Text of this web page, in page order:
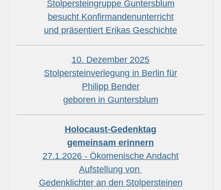
Stolpersteingruppe Guntersblum
besucht Konfirmandenunterricht
und präsentiert Erikas Geschichte
10. Dezember 2025
Stolpersteinverlegung in Berlin für
Philipp Bender
geboren in Guntersblum
Holocaust-Gedenktag
gemeinsam erinnern
27.1.2026 - Ökomenische Andacht
Aufstellung von
Gedenklichter an den Stolpersteinen